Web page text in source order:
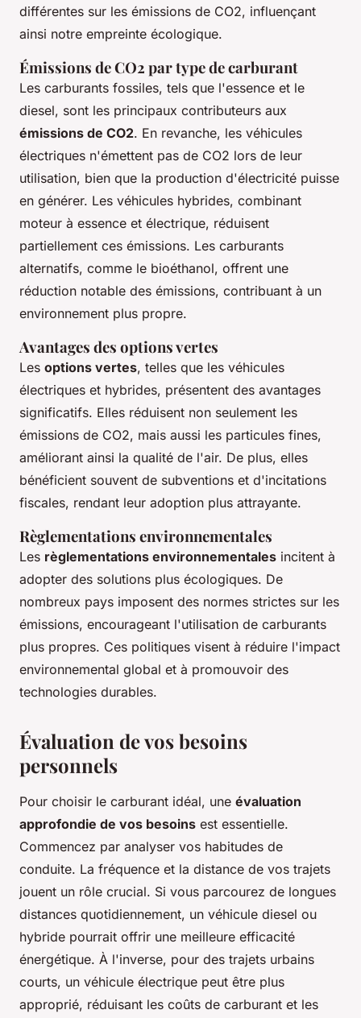
différentes sur les émissions de CO2, influençant
ainsi notre empreinte écologique.
Émissions de CO2 par type de carburant
Les carburants fossiles, tels que l'essence et le
diesel, sont les principaux contributeurs aux
émissions de CO2. En revanche, les véhicules
électriques n'émettent pas de CO2 lors de leur
utilisation, bien que la production d'électricité puisse
en générer. Les véhicules hybrides, combinant
moteur à essence et électrique, réduisent
partiellement ces émissions. Les carburants
alternatifs, comme le bioéthanol, offrent une
réduction notable des émissions, contribuant à un
environnement plus propre.
Avantages des options vertes
Les options vertes, telles que les véhicules
électriques et hybrides, présentent des avantages
significatifs. Elles réduisent non seulement les
émissions de CO2, mais aussi les particules fines,
améliorant ainsi la qualité de l'air. De plus, elles
bénéficient souvent de subventions et d'incitations
fiscales, rendant leur adoption plus attrayante.
Règlementations environnementales
Les règlementations environnementales incitent à
adopter des solutions plus écologiques. De
nombreux pays imposent des normes strictes sur les
émissions, encourageant l'utilisation de carburants
plus propres. Ces politiques visent à réduire l'impact
environnemental global et à promouvoir des
technologies durables.
Évaluation de vos besoins
personnels
Pour choisir le carburant idéal, une évaluation
approfondie de vos besoins est essentielle.
Commencez par analyser vos habitudes de
conduite. La fréquence et la distance de vos trajets
jouent un rôle crucial. Si vous parcourez de longues
distances quotidiennement, un véhicule diesel ou
hybride pourrait offrir une meilleure efficacité
énergétique. À l'inverse, pour des trajets urbains
courts, un véhicule électrique peut être plus
approprié, réduisant les coûts de carburant et les